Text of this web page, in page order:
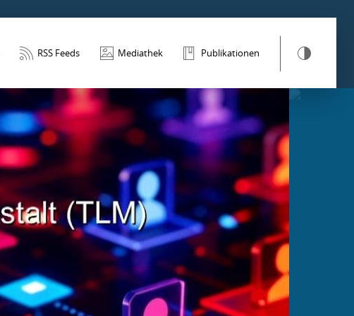
RSS Feeds Mediathek Publikationen